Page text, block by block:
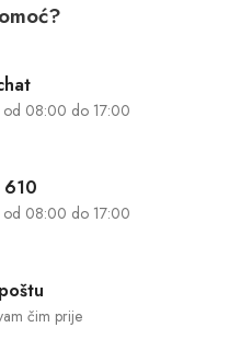
od 08:00 do 17:00
od 08:00 do 17:00
čim prije